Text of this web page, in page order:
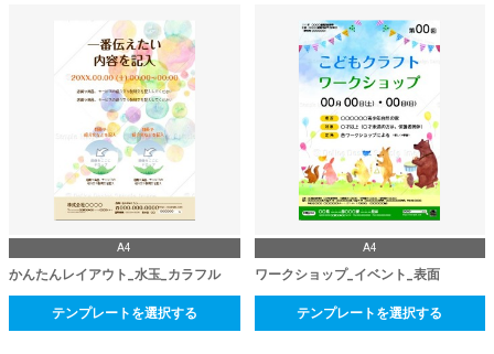
A4
かんたんレイアウト_水玉_カラフル
テンプレートを選択する
A4
ワークショップ_イベント_表面
テンプレートを選択する